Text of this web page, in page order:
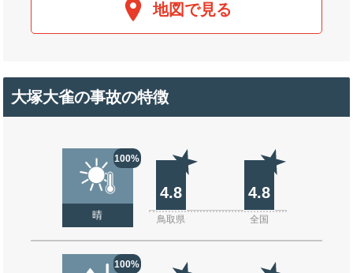
地図で見る
大塚大雀の事故の特徴
100%
晴
4.8 4.8
鳥取県 全国
100%